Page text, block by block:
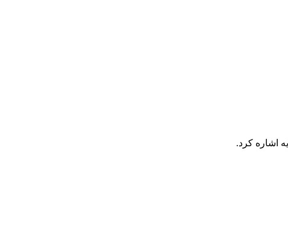
اشاره کرد.